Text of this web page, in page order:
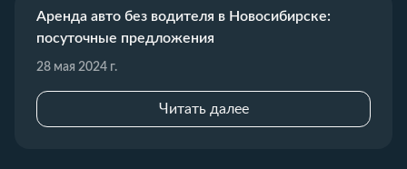
Аренда авто без водителя в Новосибирске:
посуточные предложения
28 мая 2024 г.
Читать далее